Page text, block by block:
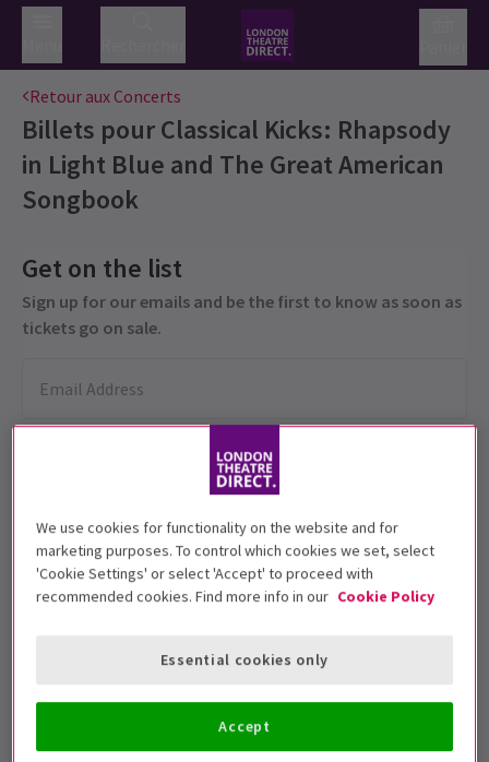
Retour aux Concerts
Billets pourClassical Kicks: Rhapsody
in Light Blue and The Great American
Songbook
Get on the list
Sign up for our emails and be the first to know as soon as
tickets go on sale.
Dates de représentation
23 November, 2015
We use cookies for functionality on the website and for
marketing purposes. To control which cookies we set, select
'Cookie Settings' or select 'Accept' to proceed with
recommended cookies. Find more info in our Cookie Policy
Essential cookies only
Accept